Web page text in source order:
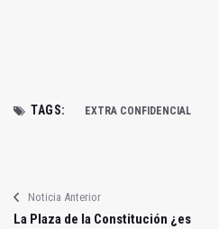
TAGS: EXTRA CONFIDENCIAL
Noticia Anterior
La Plaza de la Constitución ¿es